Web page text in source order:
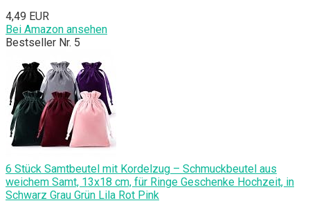
4,49 EUR
Bei Amazon ansehen
Bestseller Nr. 5
6 Stück Samtbeutel mit Kordelzug – Schmuckbeutel aus
weichem Samt, 13x18 cm, für Ringe Geschenke Hochzeit, in
Schwarz Grau Grün Lila Rot Pink